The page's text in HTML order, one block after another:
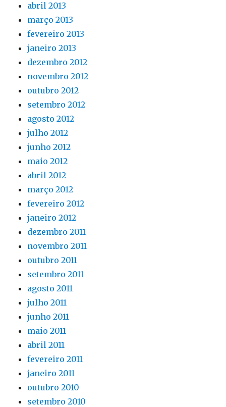
abril 2013
março 2013
fevereiro 2013
janeiro 2013
dezembro 2012
novembro 2012
outubro 2012
setembro 2012
agosto 2012
julho 2012
junho 2012
maio 2012
abril 2012
março 2012
fevereiro 2012
janeiro 2012
dezembro 2011
novembro 2011
outubro 2011
setembro 2011
agosto 2011
julho 2011
junho 2011
maio 2011
abril 2011
fevereiro 2011
janeiro 2011
outubro 2010
setembro 2010